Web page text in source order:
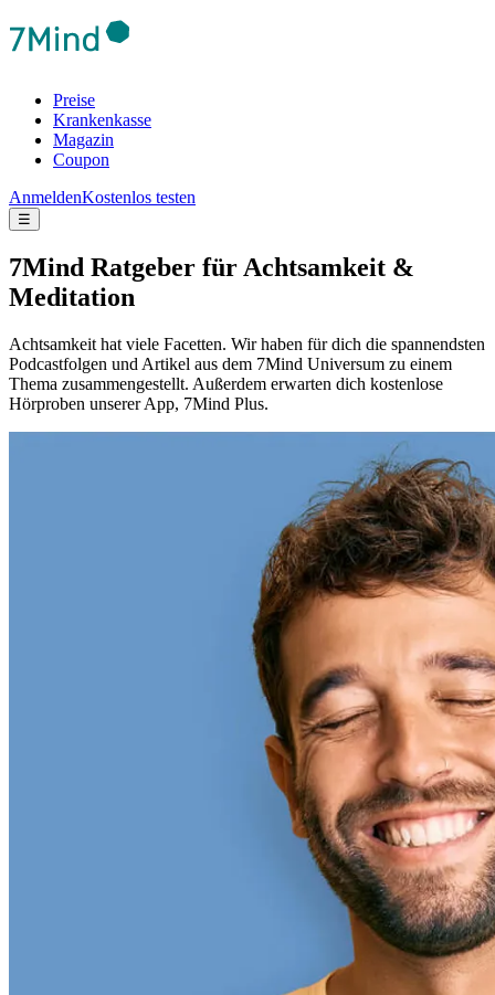
Preise
Krankenkasse
Magazin
Coupon
AnmeldenKostenlos testen
☰
7Mind Ratgeber für Achtsamkeit &
Meditation
Achtsamkeit hat viele Facetten. Wir haben für dich die spannendsten
Podcastfolgen und Artikel aus dem 7Mind Universum zu einem
Thema zusammengestellt. Außerdem erwarten dich kostenlose
Hörproben unserer App, 7Mind Plus.